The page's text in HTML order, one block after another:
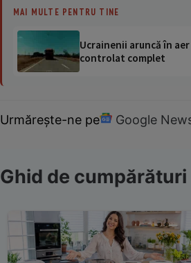
MAI MULTE PENTRU TINE
Ucrainenii aruncă în
controlat complet
Urmărește-ne pe Google
Ghid de cumpărături